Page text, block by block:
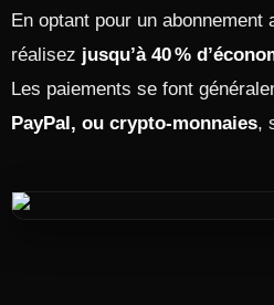
En optant pour un abonnement
réalisez jusqu’à 40 %
Les paiements se font
PayPal, ou crypto-monnaies,